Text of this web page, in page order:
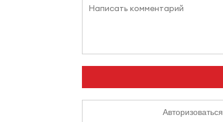
Авторизоваться